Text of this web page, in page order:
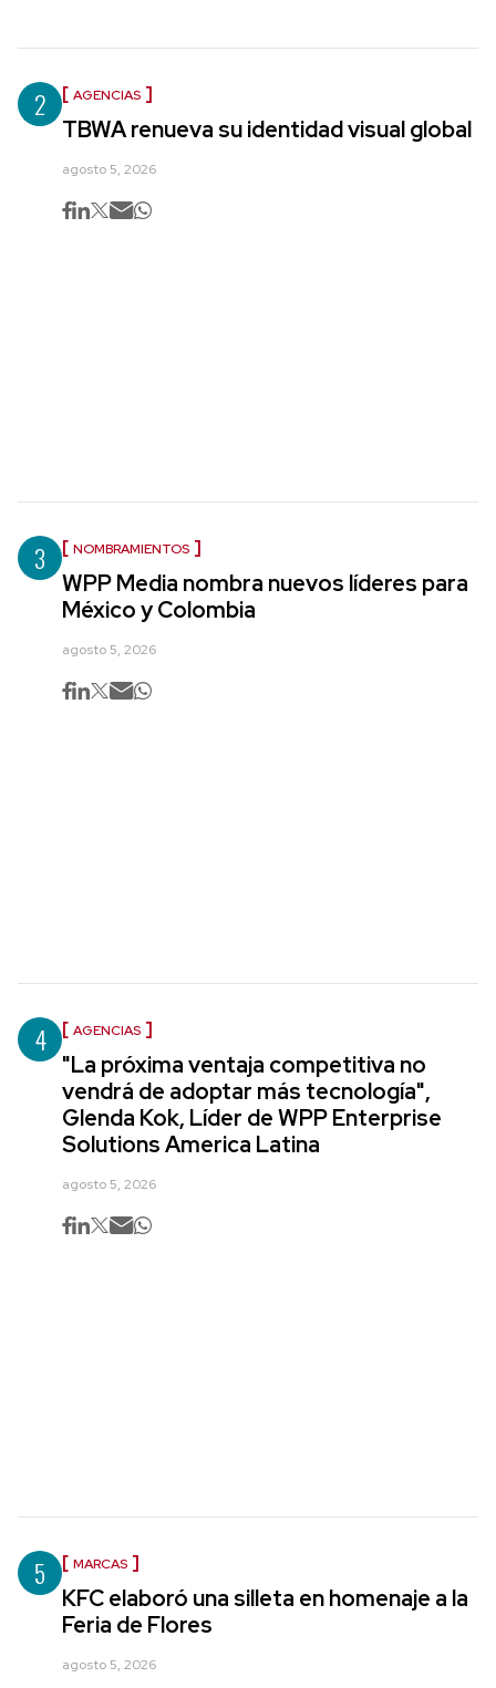
2 AGENCIAS
TBWA renueva su identidad visual global
agosto 5, 2026
3 NOMBRAMIENTOS
WPP Media nombra nuevos líderes para
México y Colombia
agosto 5, 2026
4 AGENCIAS
"La próxima ventaja competitiva no
vendrá de adoptar más tecnología",
Glenda Kok, Líder de WPP Enterprise
Solutions America Latina
agosto 5, 2026
5 MARCAS
KFC elaboró una silleta en homenaje a la
Feria de Flores
agosto 5, 2026